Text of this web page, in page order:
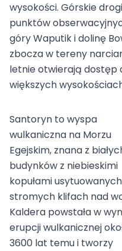
wysokości. Górskie
punktów
góry Waputik i dolinę
zbocza w tereny
letnie otwierają dostęp
większych
Santoryn to wyspa
wulkaniczna na Morzu
Egejskim, znana z
budynków z niebieskimi
kopułami
stromych klifach nad
Kaldera powstała w
erupcji wulkanicznej
3600 lat temu i tworzy